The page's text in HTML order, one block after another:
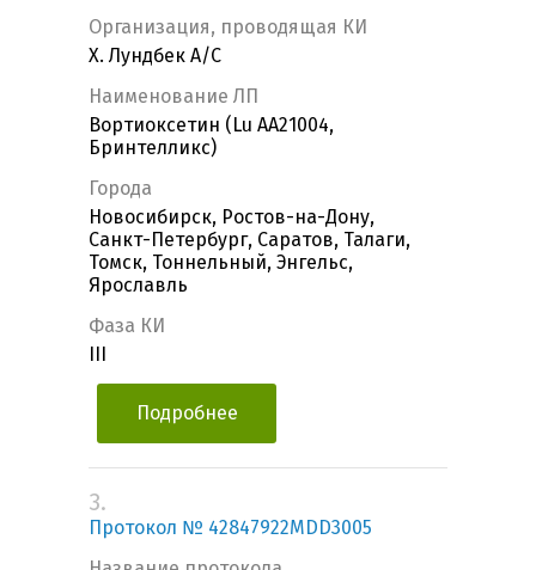
Организация, проводящая КИ
Х. Лундбек А/С
Наименование ЛП
Вортиоксетин (Lu AA21004,
Бринтелликс)
Города
Новосибирск, Ростов-на-Дону,
Санкт-Петербург, Саратов, Талаги,
Томск, Тоннельный, Энгельс,
Ярославль
Фаза КИ
Подробнее
3.
Протокол № 42847922MDD3005